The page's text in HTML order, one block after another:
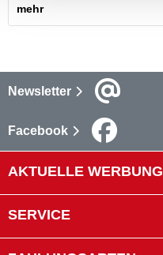
mehr
Newsletter
Facebook
AKTUELLE WERBUNG
SERVICE